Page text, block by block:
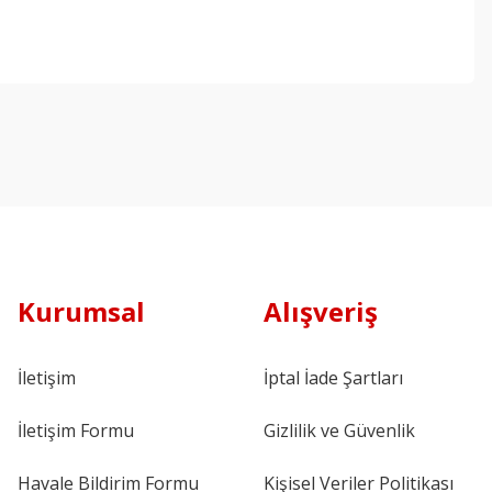
Kurumsal
İletişim
İletişim Formu
Havale Bildirim Formu
Alışveriş
İptal İade Şartları
Gizlilik ve Güvenlik
Kişisel Veriler Politikası